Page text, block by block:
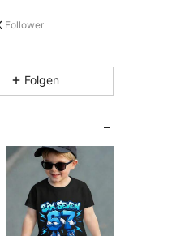
Folgen